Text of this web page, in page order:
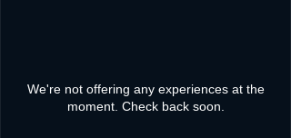
We're not offering any experiences at the
moment. Check back soon.